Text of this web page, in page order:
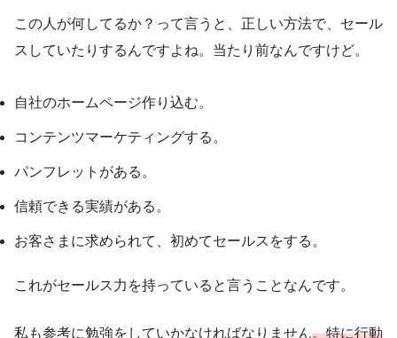
この人が何してるか？って言うと、正しい方法で、セール
スしていたりするんですよね。当たり前なんですけど。
自社のホームページ作り込む。
コンテンツマーケティングする。
パンフレットがある。
信頼できる実績がある。
お客さまに求められて、初めてセールスをする。
これがセールス力を持っていると言うことなんです。
私も参考に勉強をしていかなければなりません。特に行動